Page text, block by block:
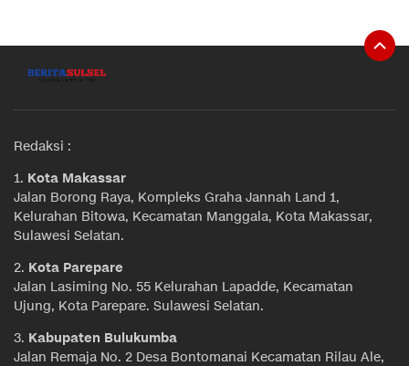
Redaksi :
1. Kota Makassar
Jalan Borong Raya, Kompleks Graha Jannah Land 1,
Kelurahan Bitowa, Kecamatan Manggala, Kota Makassar,
Sulawesi Selatan.
2. Kota Parepare
Jalan Lasiming No. 55 Kelurahan Lapadde, Kecamatan
Ujung, Kota Parepare. Sulawesi Selatan.
3. Kabupaten Bulukumba
Jalan Remaja No. 2 Desa Bontomanai Kecamatan Rilau Ale,